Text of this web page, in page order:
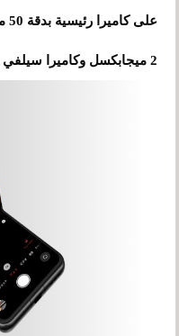
2 ميجابكسل وكاميرا سيلفي بدقة 32 ميجابكسل.